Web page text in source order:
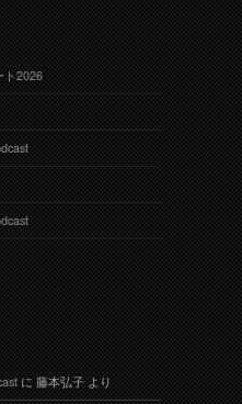
ト2026
に藤本弘子より